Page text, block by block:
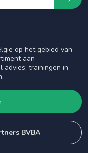
op het gebied van
aan
advies, trainingen in
BVBA